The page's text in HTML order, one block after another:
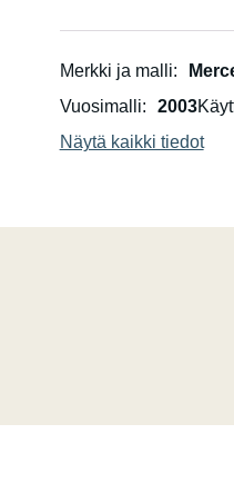
uudelleen. Kaksi
Ystävällisin terveisin,
Merkki ja malli
Vuosimalli
2003
Näytä kaikki tiedot